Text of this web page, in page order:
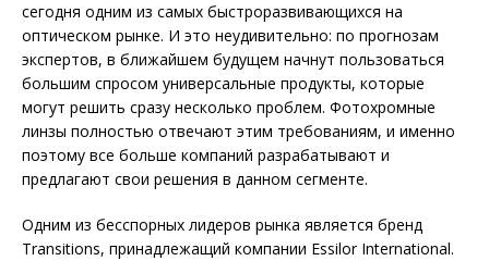
сегодня одним из самых быстроразвивающихся на
оптическом рынке. И это неудивительно: по прогнозам
экспертов, в ближайшем будущем начнут пользоваться
большим спросом универсальные продукты, которые
могут решить сразу несколько проблем. Фотохромные
линзы полностью отвечают этим требованиям, и именно
поэтому все больше компаний разрабатывают и
предлагают свои решения в данном сегменте.
Одним из бесспорных лидеров рынка является бренд
Transitions, принадлежащий компании Essilor International.